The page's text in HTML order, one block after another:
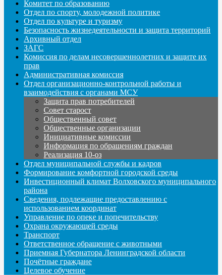
Комитет по образованию
Отдел по спорту, молодежной политике
Отдел по культуре и туризму
Безопасность жизнедеятельности и защита территорий
Архивный отдел
ЗАГС
Комиссия по делам несовершеннолетних и защите их
прав
Административная комиссия
Отдел организационно-контрольной работы и
взаимодействия с органами МСУ
Защита прав потребителей
Совет старост
Общественный совет
Общественные организации
Инициативные комиссии
Информация по обращениям граждан
Реализация 10-оз
Отдел муниципальной службы и кадров
Формирование комфортной городской среды
Инвестиционный климат Волховского муниципального
района
Сведения, подлежащие предоставлению с
использованием координат
Управление по опеке и попечительству
Охрана окружающей среды
Транспорт
Ответственное обращение с животными
Приемная Губернатора Ленинградской области
Почётные граждане
Целевое обучение